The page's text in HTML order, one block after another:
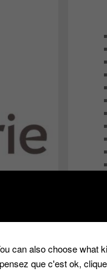
les
les chiffres
can also choose what
que c'est ok,